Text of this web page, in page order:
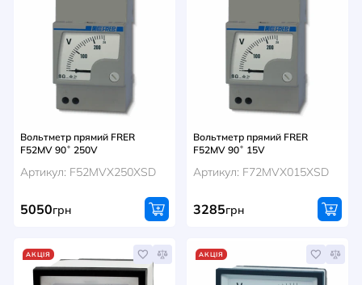
Вольтметр прямий FRER
F52MV 90˚ 250V
Артикул: F52MVX250XSD
5050грн
Вольтметр прямий FRER
F52MV 90˚ 15V
Артикул: F72MVX015XSD
3285грн
АКЦІЯ АКЦІЯ